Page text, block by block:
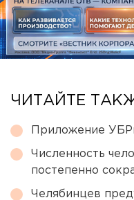
ЧИТАЙТЕ
Приложение
Численность
постепенно
Челябинцев